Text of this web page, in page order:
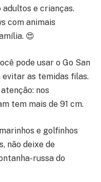
adultos e crianças.
com animais
😍
pode usar o Go San
evitar as temidas filas.
nos
tem mais de 91 cm.
e golfinhos
não deixe de
russa do